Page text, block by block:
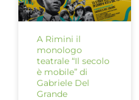
A Rimini il
monologo
teatrale “Il secolo
è mobile” di
Gabriele Del
Grande